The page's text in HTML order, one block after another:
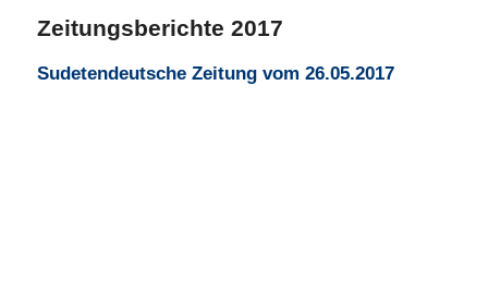
Zeitungsberichte 2017
Sudetendeutsche Zeitung vom 26.05.2017